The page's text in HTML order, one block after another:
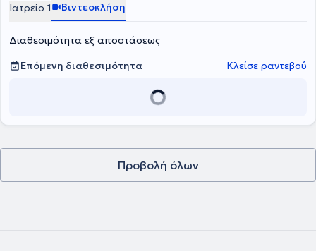
Ιατρείο 1 Βιντεοκλήση
Διαθεσιμότητα εξ αποστάσεως
Επόμενη διαθεσιμότητα
Κλείσε ραντεβού
Προβολή όλων